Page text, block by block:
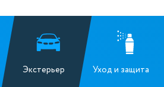
Экстерьер Уход и защита